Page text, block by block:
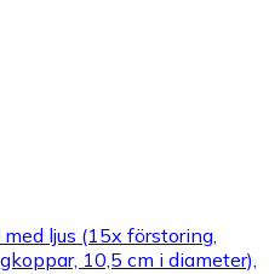
ljus (15x förstoring,
10,5 cm i diameter),